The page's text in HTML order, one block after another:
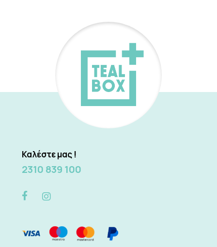
Καλέστε μας !
2310 839 100